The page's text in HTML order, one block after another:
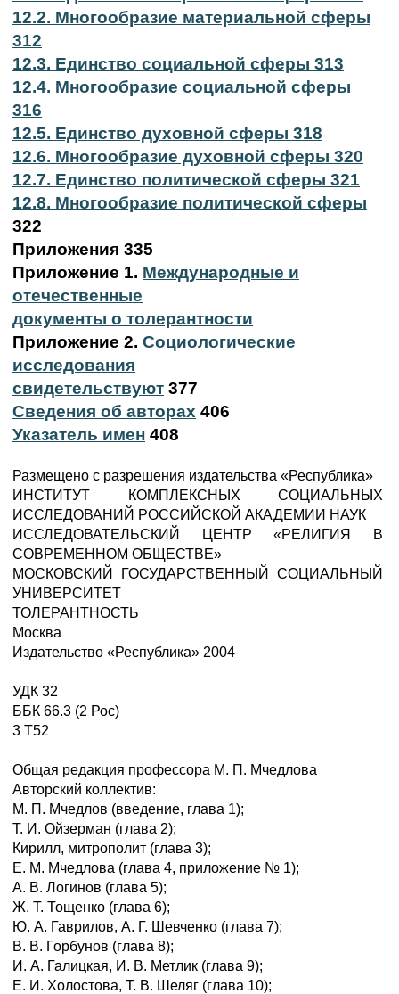
12.2. Многообразие материальной сферы
312
12.3. Единство социальной сферы 313
12.4. Многообразие социальной сферы
316
12.5. Единство духовной сферы 318
12.6. Многообразие духовной сферы 320
12.7. Единство политической сферы 321
12.8. Многообразие политической сферы
322
Приложения 335
Приложение 1. Международные и
отечественные
документы о толерантности
Приложение 2. Социологические
исследования
свидетельствуют 377
Сведения об авторах 406
Указатель имен 408
Размещено с разрешения издательства «Республика»
ИНСТИТУТ КОМПЛЕКСНЫХ СОЦИАЛЬНЫХ
ИССЛЕДОВАНИЙ РОССИЙСКОЙ АКАДЕМИИ НАУК
ИССЛЕДОВАТЕЛЬСКИЙ ЦЕНТР «РЕЛИГИЯ В
СОВРЕМЕННОМ ОБЩЕСТВЕ»
МОСКОВСКИЙ ГОСУДАРСТВЕННЫЙ СОЦИАЛЬНЫЙ
УНИВЕРСИТЕТ
ТОЛЕРАНТНОСТЬ
Москва
Издательство «Республика» 2004
УДК 32
ББК 66.3 (2 Рос)
3 Т52
Общая редакция профессора М. П. Мчедлова
Авторский коллектив:
М. П. Мчедлов (введение, глава 1);
Т. И. Ойзерман (глава 2);
Кирилл, митрополит (глава 3);
Е. М. Мчедлова (глава 4, приложение № 1);
А. В. Логинов (глава 5);
Ж. Т. Тощенко (глава 6);
Ю. А. Гаврилов, А. Г. Шевченко (глава 7);
В. В. Горбунов (глава 8);
И. А. Галицкая, И. В. Метлик (глава 9);
Е. И. Холостова, Т. В. Шеляг (глава 10);